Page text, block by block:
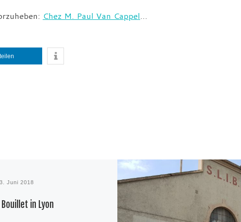
Chez M. Paul Van Cappel…
teilen
Juni 2018
in Lyon